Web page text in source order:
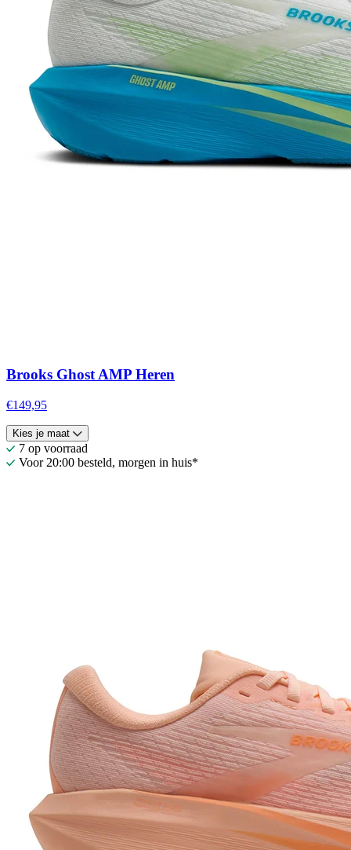
Brooks Ghost AMP Heren
€149,95
Kies je maat
7 op voorraad
Voor 20:00 besteld, morgen in huis*